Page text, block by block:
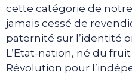
cette catégorie de
jamais cessé de
paternité sur l’identité
L’Etat-nation, né du
Révolution pour